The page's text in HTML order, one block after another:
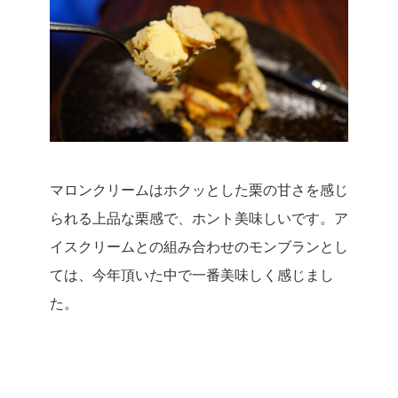
マロンクリームはホクッとした栗の甘さを感じ
られる上品な栗感で、ホント美味しいです。 ア
イスクリームとの組み合わせのモンブランとし
ては、今年頂いた中で一番美味しく感じまし
た。